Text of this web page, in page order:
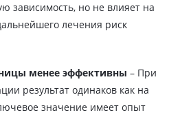
зависимость, но не влияет на
лечения риск
менее эффективны – При
результат одинаков как на
значение имеет опыт